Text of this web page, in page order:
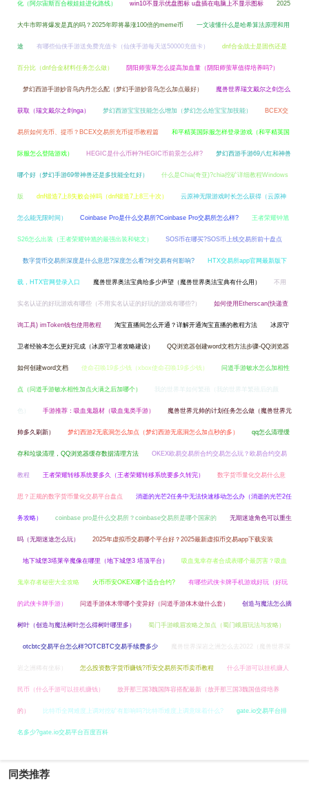
化（阿尔宙斯百合根娃娃进化路线） win10不显示优盘图标 u盘插在电脑上不显示图标 2025
大牛市即将爆发是真的吗？2025年即将暴涨100倍的meme币 一文读懂什么是哈希算法原理和用
途 有哪些仙侠手游送免费充值卡（仙侠手游每天送50000充值卡） dnf合金战士是固伤还是
百分比（dnf合金材料任务怎么做） 阴阳师萤草怎么提高加血量（阴阳师萤草值得培养吗?）
梦幻西游手游妙音鸟内丹怎么配（梦幻手游妙音鸟怎么加点最好） 魔兽世界瑞文戴尔之剑怎么
获取（瑞文戴尔之剑nga） 梦幻西游宝宝技能怎么增加（梦幻怎么给宝宝加技能） BCEX交
易所如何充币、提币？BCEX交易所充币提币教程篇 和平精英国际服怎样登录游戏（和平精英国
际服怎么登陆游戏） HEGIC是什么币种?HEGIC币前景怎么样? 梦幻西游手游69八红和神兽
哪个好（梦幻手游69带神兽还是多技能全红好） 什么是Chia(奇亚)?chia挖矿详细教程Windows
版 dnf锻造7上8失败会掉吗（dnf锻造7上8三十次） 云原神无限游戏时长怎么获得（云原神
怎么能无限时间） Coinbase Pro是什么交易所?Coinbase Pro交易所怎么样? 王者荣耀钟馗
S26怎么出装（王者荣耀钟馗的最强出装和铭文） SOS币在哪买?SOS币上线交易所前十盘点
数字货币交易所深度是什么意思?深度怎么看?对交易有何影响? HTX交易所app官网最新版下
载，HTX官网登录入口 魔兽世界奥法宝典给多少声望（魔兽世界奥法宝典有什么用） 不用
实名认证的好玩游戏有哪些（不用实名认证的好玩的游戏有哪些?） 如何使用Etherscan(快递查
询工具) imToken钱包使用教程 淘宝直播间怎么开通？详解开通淘宝直播的教程方法 冰原守
卫者经验本怎么更好完成（冰原守卫者攻略建设） QQ浏览器创建word文档方法步骤-QQ浏览器
如何创建word文档 使命召唤19多少钱（xbox使命召唤19多少钱） 问道手游敏水怎么加相性
点（问道手游敏水相性加点火满之后加哪个） 我的世界羊如何繁殖（我的世界羊繁殖后的颜
色） 手游推荐：吸血鬼题材（吸血鬼类手游） 魔兽世界元帅的计划任务怎么做（魔兽世界元
帅多久刷新） 梦幻西游2无底洞怎么加点（梦幻西游无底洞怎么加点秒的多） qq怎么清理缓
存和垃圾清理，QQ浏览器缓存数据清理方法 OKEX欧易交易所合约交易怎么玩？欧易合约交易
教程 王者荣耀转移系统要多久（王者荣耀转移系统要多久转完） 数字货币量化交易什么意
思？正规的数字货币量化交易平台盘点 消逝的光芒2任务中无法快速移动怎么办（消逝的光芒2任
务攻略） coinbase pro是什么交易所？coinbase交易所是哪个国家的 无期迷途角色可以重生
吗（无期迷途怎么玩） 2025年虚拟币交易哪个平台好？2025最新虚拟币交易app下载安装
地下城堡3塔莱辛魔像在哪里（地下城堡3 塔顶平台） 吸血鬼幸存者合成表哪个最厉害？吸血
鬼幸存者秘密大全攻略 火币币安OKEX哪个适合合约? 有哪些武侠卡牌手机游戏好玩（好玩
的武侠卡牌手游） 问道手游体木带哪个变异好（问道手游体木做什么套） 创造与魔法怎么摘
树叶（创造与魔法树叶怎么得树叶哪里多） 蜀门手游峨眉攻略之加点（蜀门峨眉玩法与攻略）
otcbtc交易平台怎么样?OTCBTC交易手续费多少 魔兽世界深岩之洲怎么去2022（魔兽世界深
岩之洲稀有坐标） 怎么投资数字货币赚钱?币安交易所买币卖币教程 什么手游可以挂机赚人
民币（什么手游可以挂机赚钱） 放开那三国3魏国阵容搭配最新（放开那三国3魏国值得培养
的） 比特币全网难度上调对挖矿有影响吗?比特币难度上调意味着什么? gate.io交易平台排
名多少?gate.io交易平台百度百科
同类推荐